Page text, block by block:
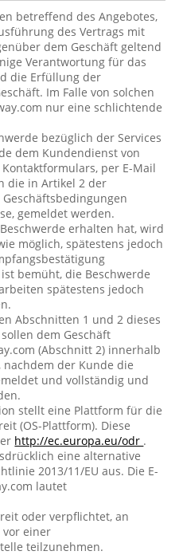
betreffend des Angebotes,
des Vertrags mit
dem Geschäft geltend
Verantwortung für das
die Erfüllung der
Im Falle von solchen
nur eine schlichtende
bezüglich der Services
dem Kundendienst von
per E-Mail
die in Artikel 2 der
gemeldet werden.
erhalten hat, wird
möglich, spätestens jedoch
bemüht, die Beschwerde
spätestens jedoch
Abschnitten 1 und 2 dieses
dem Geschäft
(Abschnitt 2) innerhalb
nachdem der Kunde die
und vollständig und
stellt eine Plattform für die
(OS-Plattform). Diese
http://ec.europa.eu/odr .
eine alternative
2013/11/EU aus. Die E-
lautet
oder verpflichtet, an
einer
teilzunehmen.